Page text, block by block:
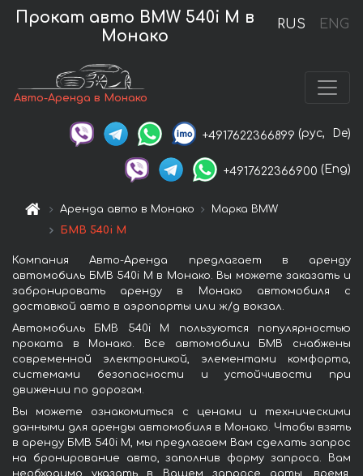
RUS ENG
Прокат авто BMW 540i M в
Монако
Авто-Аренда в Монако
+4917622366899 (рус, De)
+4917622366900 (Eng)
Аренда авто в Монако
Марка BMW
БМВ 540i M
Компания Авто-Аренда предлагает в аренду
автомобиль БМВ 540i M в Монако. Вы можете заказать и
забронировать аренду в Монако автомобиля с
доставкой авто в аэропорты или ж/д вокзал.
Автомобиль БМВ 540i M пользуются популярностью
проката в Монако. Все автомобили БМВ снабжены
современной электроникой, элементами комфорта,
системами безопасности и устойчивости при
движении по дорогам.
Вы можете ознакомиться с ценами и техническими
данными для аренды автомобиля в Монако. Чтобы взять
в аренду БМВ 540i M, мы предлагаем Вам сделать запрос
на бронирование авто, заполнив форму запроса. Вам